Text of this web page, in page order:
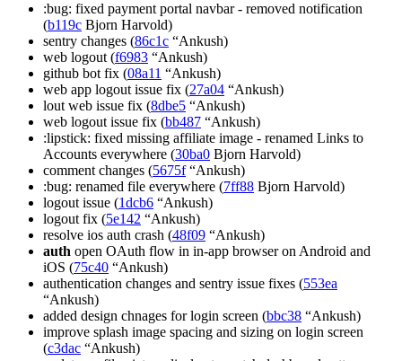
:bug: fixed payment portal navbar - removed notification
(b119c Bjorn Harvold)
sentry changes (86c1c “Ankush)
web logout (f6983 “Ankush)
github bot fix (08a11 “Ankush)
web app logout issue fix (27a04 “Ankush)
lout web issue fix (8dbe5 “Ankush)
web logout issue fix (bb487 “Ankush)
:lipstick: fixed missing affiliate image - renamed Links to
Accounts everywhere (30ba0 Bjorn Harvold)
comment changes (5675f“Ankush)
:bug: renamed file everywhere (7ff88 Bjorn Harvold)
logout issue (1dcb6 “Ankush)
logout fix (5e142 “Ankush)
resolve ios auth crash (48f09 “Ankush)
auth open OAuth flow in in-app browser on Android and
iOS (75c40 “Ankush)
authentication changes and sentry issue fixes (553ea
“Ankush)
added design chnages for login screen (bbc38 “Ankush)
improve splash image spacing and sizing on login screen
(c3dac “Ankush)